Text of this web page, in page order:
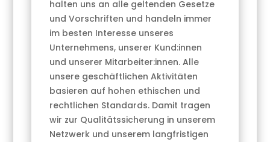
halten uns an alle geltenden Gesetze
und Vorschriften und handeln immer
im besten Interesse unseres
Unternehmens, unserer Kund:innen
und unserer Mitarbeiter:innen. Alle
unsere geschäftlichen Aktivitäten
basieren auf hohen ethischen und
rechtlichen Standards. Damit tragen
wir zur Qualitätssicherung in unserem
Netzwerk und unserem langfristigen